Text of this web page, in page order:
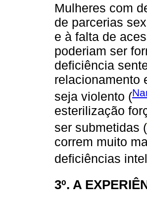
Mulheres com
de parcerias
e à falta de
poderiam ser
deficiência
relacionamento
seja violento (
esterilização
ser submetidas (
correm muito
deficiências
3º. A